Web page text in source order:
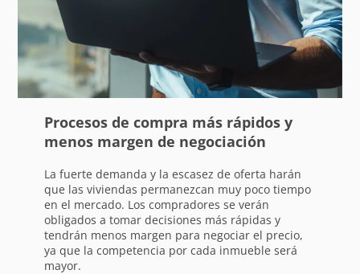
Procesos de compra más rápidos y
menos margen de negociación
La fuerte demanda y la escasez de oferta harán
que las viviendas permanezcan muy poco tiempo
en el mercado. Los compradores se verán
obligados a tomar decisiones más rápidas y
tendrán menos margen para negociar el precio,
ya que la competencia por cada inmueble será
mayor.